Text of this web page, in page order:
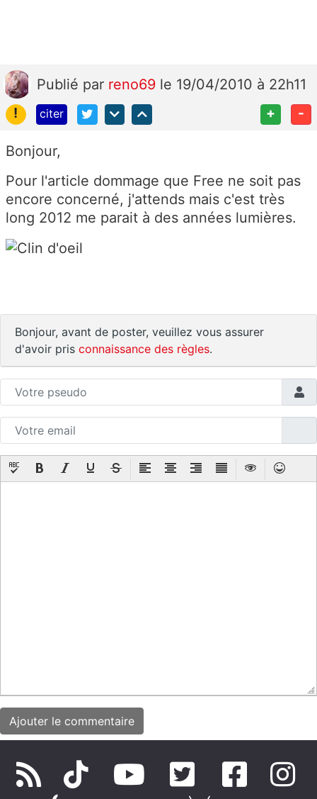
Publié par reno69 le 19/04/2010 à 22h11
!
citer + -
Bonjour,
Pour l'article dommage que Free ne soit pas
encore concerné, j'attends mais c'est très
long 2012 me parait à des années lumières.
Bonjour, avant de poster, veuillez vous assurer
d'avoir pris connaissance des règles.